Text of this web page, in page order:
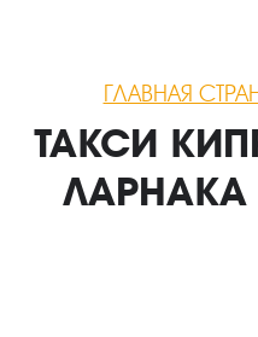
ГЛАВНАЯ
ТАКСИ